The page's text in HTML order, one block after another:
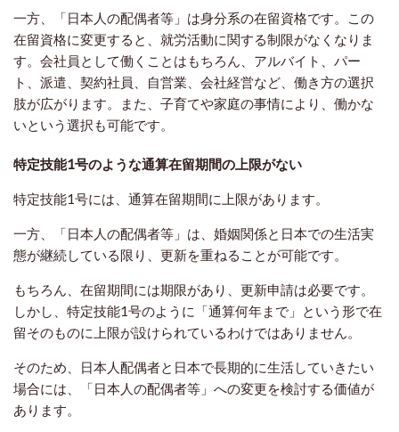
一方、「日本人の配偶者等」は身分系の在留資格です。この
在留資格に変更すると、就労活動に関する制限がなくなりま
す。会社員として働くことはもちろん、アルバイト、パー
ト、派遣、契約社員、自営業、会社経営など、働き方の選択
肢が広がります。また、子育てや家庭の事情により、働かな
いという選択も可能です。
特定技能1号のような通算在留期間の上限がない
特定技能1号には、通算在留期間に上限があります。
一方、「日本人の配偶者等」は、婚姻関係と日本での生活実
態が継続している限り、更新を重ねることが可能です。
もちろん、在留期間には期限があり、更新申請は必要です。
しかし、特定技能1号のように「通算何年まで」という形で在
留そのものに上限が設けられているわけではありません。
そのため、日本人配偶者と日本で長期的に生活していきたい
場合には、「日本人の配偶者等」への変更を検討する価値が
あります。